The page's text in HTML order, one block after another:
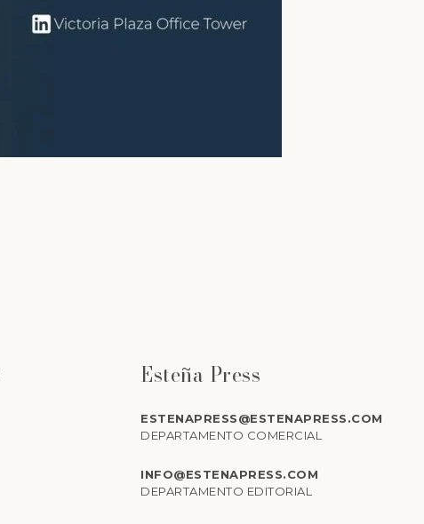
Esteña Press
ESTENAPRESS@ESTENAPRESS.COM
DEPARTAMENTO COMERCIAL
INFO@ESTENAPRESS.COM
DEPARTAMENTO EDITORIAL